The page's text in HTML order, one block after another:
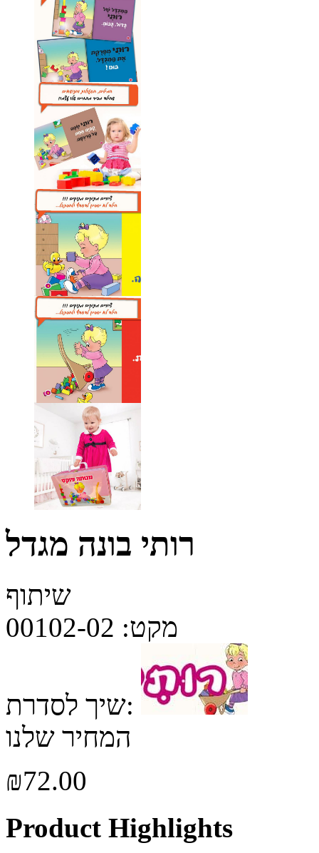
רותי בונה מגדל
שיתוף
מקט: 00102-02
שיך לסדרת:
המחיר שלנו
₪72.00
Product Highlights